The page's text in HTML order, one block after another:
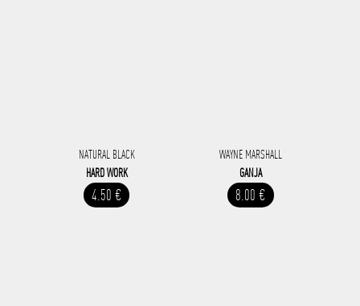
NATURAL BLACK
HARD WORK
4.50 €
WAYNE MARSHALL
GANJA
8.00 €